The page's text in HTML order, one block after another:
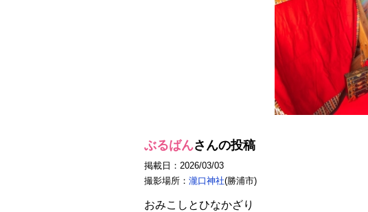
ぶるばんさんの投稿
掲載日：2026/03/03
撮影場所： 瀧口神社(勝浦市)
おみこしとひなかざり